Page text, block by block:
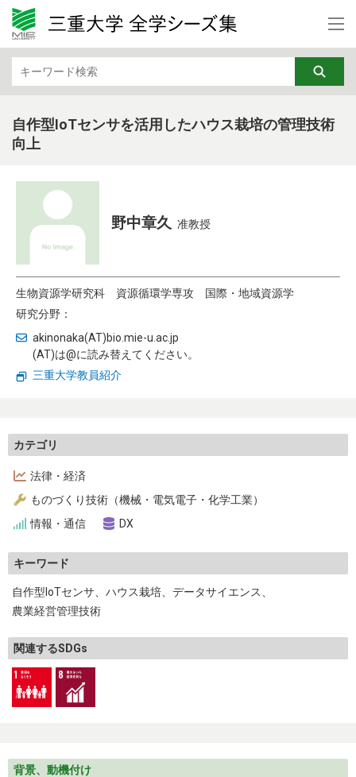
自作型IoTセンサを活用したハウス栽培の管理技術
向上
野中章久 准教授
生物資源学研究科 資源循環学専攻
国際・地域資源学
研究分野：
akinonaka(AT)bio.mie-u.ac.jp
(AT)は@に読み替えてください。
三重大学教員紹介
カテゴリ
法律・経済
ものづくり技術（機械・電気電子・化学工業）
情報・通信
DX
キーワード
自作型IoTセンサ ハウス栽培
データサイエンス
農業経営管理技術
関連するSDGs
背景、動機付け
カテゴリから検索
文学・文化・地域
行動科学
社会医学
看護学 福祉・健康・高齢社会
DX ナノテク・材料
土木・建築・防災
生物・生態
トップページ
お問い合わせ